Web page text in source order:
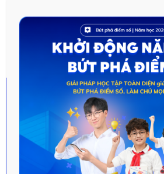
Hy vọng với bài viết này sẽ giúp ích cho
học môn Sinh học lớp 10.